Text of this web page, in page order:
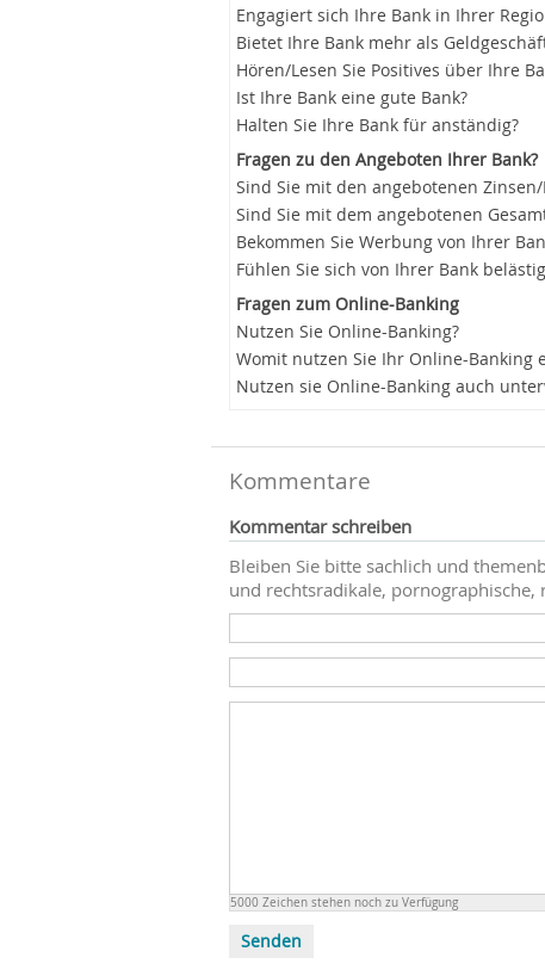
Engagiert sich Ihre Bank in Ihrer
Bietet Ihre Bank mehr als
Hören/Lesen Sie Positives über Ihre
Ist Ihre Bank eine gute Bank?
Halten Sie Ihre Bank für anständig?
Fragen zu den Angeboten Ihrer Bank?
Sind Sie mit den angebotenen
Sind Sie mit dem angebotenen
Bekommen Sie Werbung von Ihrer
Fühlen Sie sich von Ihrer Bank
Fragen zum Online-Banking
Nutzen Sie Online-Banking?
Womit nutzen Sie Ihr Online-Banking
Nutzen sie Online-Banking auch
Kommentare
Kommentar schreiben
Bleiben Sie bitte sachlich und
und rechtsradikale, pornographische,
5000 Zeichen stehen noch zu Verfügung
Senden